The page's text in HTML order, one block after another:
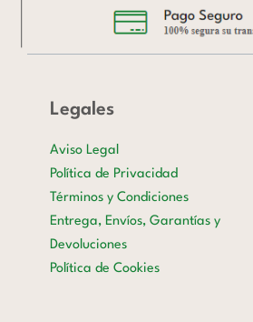
Legales
Aviso Legal
Política de Privacidad
Términos y Condiciones
Entrega, Envíos, Garantías y
Devoluciones
Política de Cookies